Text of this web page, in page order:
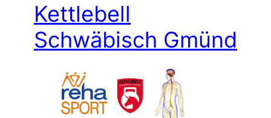
Kettlebell
Schwäbisch Gmünd